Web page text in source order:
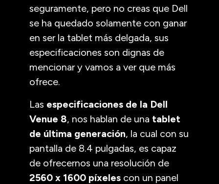
seguramente, pero no creas que Dell
se ha quedado solamente con ganar
en ser la tablet más delgada, sus
especificaciones son dignas de
mencionar y vamos a ver que más
ofrece.
Las especificaciones de la Dell
Venue 8, nos hablan de una tablet
de última generación, la cual con su
pantalla de 8.4 pulgadas, es capaz
de ofrecernos una resolución de
2560 x 1600 píxeles con un panel